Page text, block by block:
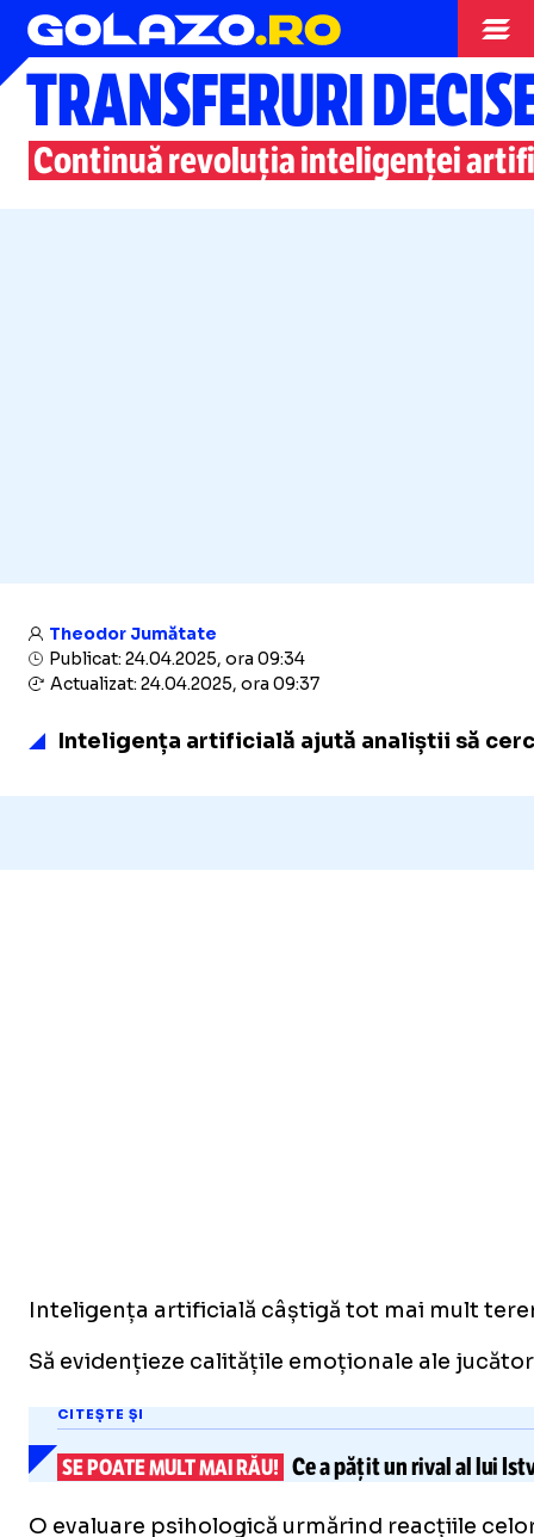
Campionate
TRANSFERURI
Continuă revoluția inteligenței
Theodor Jumătate
Publicat: 24.04.2025, ora 09:34
Actualizat: 24.04.2025, ora 09:37
Inteligența artificială ajută analiștii să
Inteligența artificială câștigă tot mai mult
Să evidențieze calitățile emoționale ale
CITEȘTE ȘI
SE POATE MULT MAI RĂU! Ce a pățit unrival al lui
O evaluare psihologică urmărind reacțiile